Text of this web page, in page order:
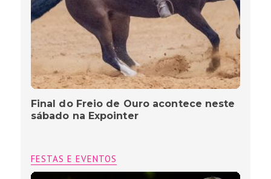
Final do Freio de Ouro acontece neste
sábado na Expointer
FESTAS E EVENTOS